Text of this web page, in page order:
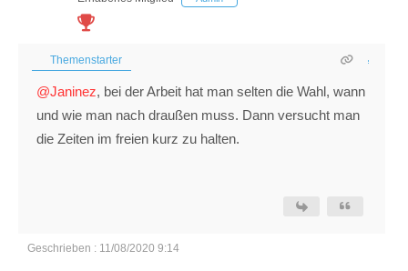
Themenstarter
@Janinez, bei der Arbeit hat man selten die Wahl, wann
und wie man nach draußen muss. Dann versucht man
die Zeiten im freien kurz zu halten.
Geschrieben : 11/08/2020 9:14